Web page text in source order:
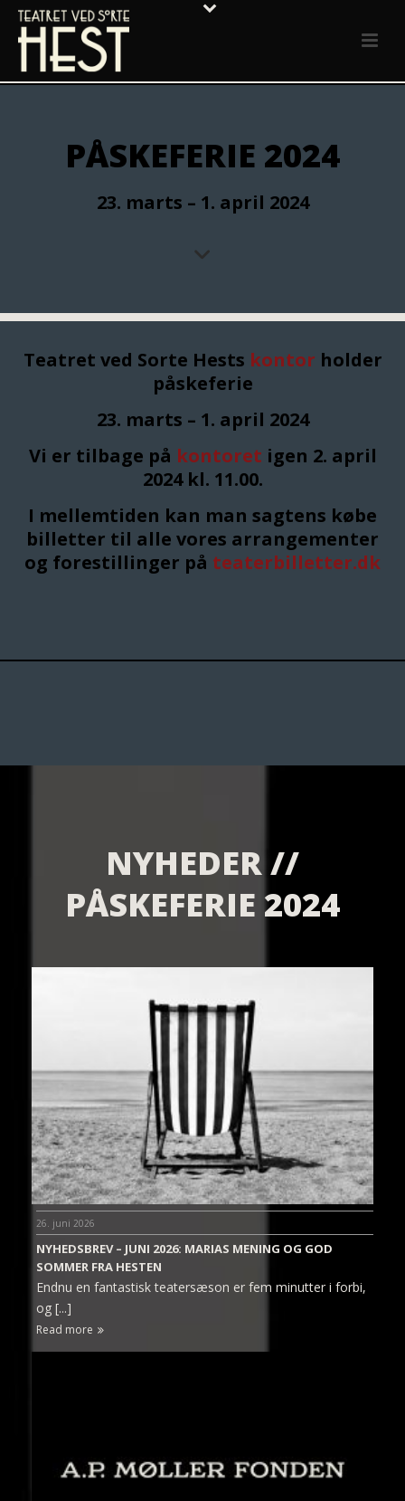
PÅSKEFERIE 2024
23. marts – 1. april 2024
Teatret ved Sorte Hests kontor holder
påskeferie
23. marts – 1. april 2024
Vi er tilbage på kontoret igen 2. april
2024 kl. 11.00.
I mellemtiden kan man sagtens købe
billetter til alle vores arrangementer
og forestillinger på teaterbilletter.dk
NYHEDER //
PÅSKEFERIE 2024
26. juni 2026
NYHEDSBREV – JUNI 2026: MARIAS MENING OG GOD
SOMMER FRA HESTEN
Endnu en fantastisk teatersæson er fem minutter i forbi,
og [...]
Read more